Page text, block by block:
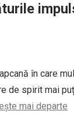
în care
de spirit mai
mai departe